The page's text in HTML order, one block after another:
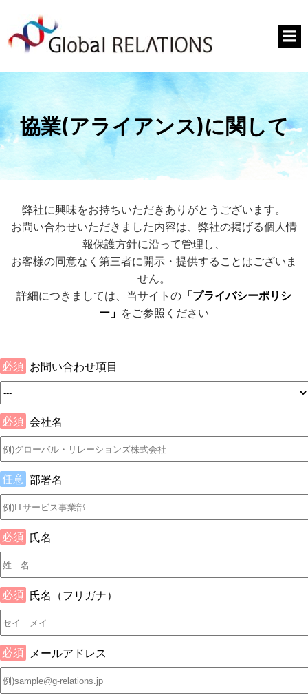
協業(アライアンス)に関して
弊社に興味をお持ちいただきありがとうございます。
お問い合わせいただきました内容は、弊社の掲げる個人情
報保護方針に沿って管理し、
お客様の同意なく第三者に開示・提供することはございま
せん。
詳細につきましては、当サイトの 「プライバシーポリシ
ー」 をご参照ください
必須 お問い合わせ項目
必須 会社名
任意 部署名
必須 氏名
必須 氏名（フリガナ）
必須 メールアドレス